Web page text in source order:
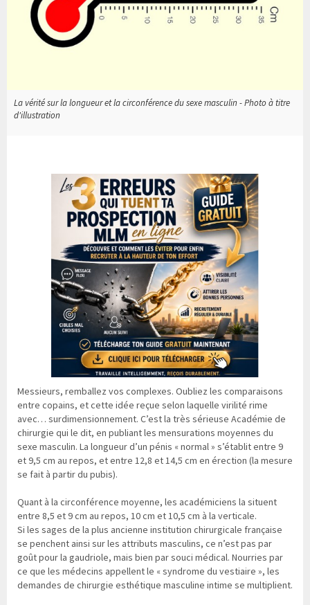
La vérité sur la longueur et la circonférence du sexe masculin - Photo à titre
d'illustration
Messieurs, remballez vos complexes. Oubliez les comparaisons
entre copains, et cette idée reçue selon laquelle virilité rime
avec… surdimensionnement. C’est la très sérieuse Académie de
chirurgie qui le dit, en publiant les mensurations moyennes du
sexe masculin. La longueur d’un pénis « normal » s’établit entre 9
et 9,5 cm au repos, et entre 12,8 et 14,5 cm en érection (la mesure
se fait à partir du pubis).
Quant à la circonférence moyenne, les académiciens la situent
entre 8,5 et 9 cm au repos, 10 cm et 10,5 cm à la verticale.
Si les sages de la plus ancienne institution chirurgicale française
se penchent ainsi sur les attributs masculins, ce n’est pas par
goût pour la gaudriole, mais bien par souci médical. Nourries par
ce que les médecins appellent le « syndrome du vestiaire », les
demandes de chirurgie esthétique masculine intime se multiplient.